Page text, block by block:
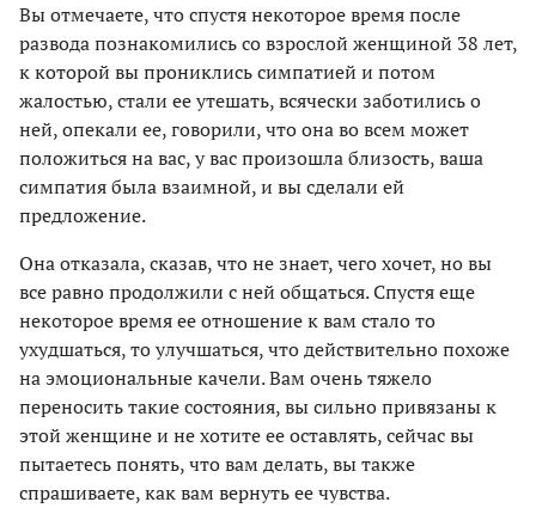
Вы отмечаете, что спустя некоторое время после
развода познакомились со взрослой женщиной 38 лет,
к которой вы прониклись симпатией и потом
жалостью, стали ее утешать, всячески заботились о
ней, опекали ее, говорили, что она во всем может
положиться на вас, у вас произошла близость, ваша
симпатия была взаимной, и вы сделали ей
предложение.
Она отказала, сказав, что не знает, чего хочет, но вы
все равно продолжили с ней общаться. Спустя еще
некоторое время ее отношение к вам стало то
ухудшаться, то улучшаться, что действительно похоже
на эмоциональные качели. Вам очень тяжело
переносить такие состояния, вы сильно привязаны к
этой женщине и не хотите ее оставлять, сейчас вы
пытаетесь понять, что вам делать, вы также
спрашиваете, как вам вернуть ее чувства.